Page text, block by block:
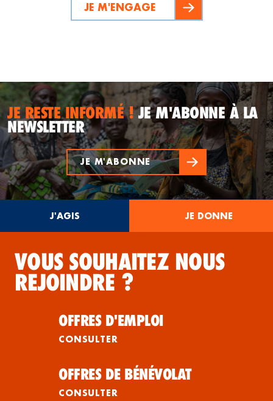
JE M'ENGAGE
JE RESTE INFORMÉ !JE M'ABONNE À LA
NEWSLETTER
JE M'ABONNE
J'AGIS JE DONNE
VOUS SOUHAITEZ NOUS
REJOINDRE ?
OFFRES D'EMPLOI
CONSULTER
OFFRES DE BÉNÉVOLAT
CONSULTER